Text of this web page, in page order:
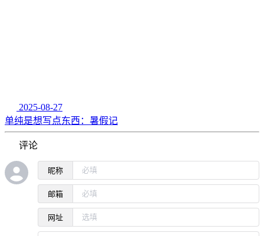
2025-08-27
单纯是想写点东西：暑假记
评论
昵称
邮箱
网址